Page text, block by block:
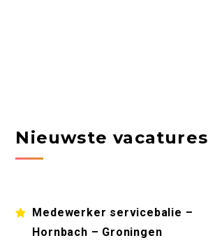
Nieuwste vacatures
Medewerker servicebalie –
Hornbach – Groningen